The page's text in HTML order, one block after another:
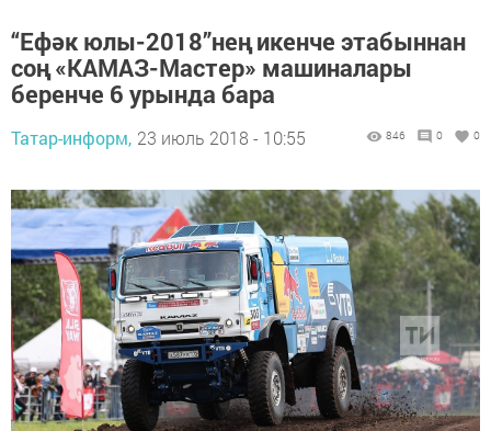
“Ефәк юлы-2018”нең икенче этабыннан
соң «КАМАЗ-Мастер» машиналары
беренче 6 урында бара
Татар-информ, 23 июль 2018 - 10:55 846 0 0